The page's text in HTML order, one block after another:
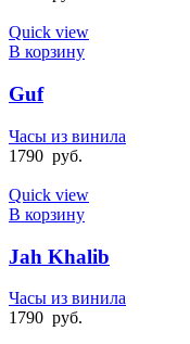
Quick view
В корзину
Guf
Часы из винила
1790 руб.
Quick view
В корзину
Jah Khalib
Часы из винила
1790 руб.